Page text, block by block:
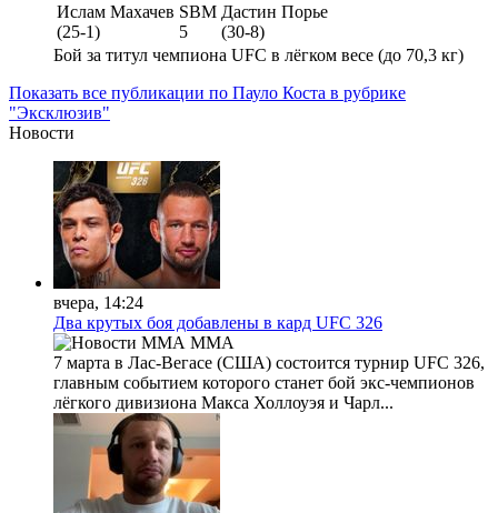
Ислам Махачев
(25-1)
SBM
5
Дастин Порье
(30-8)
Бой за титул чемпиона UFC в лёгком весе (до 70,3 кг)
Показать все публикации по Пауло Коста в рубрике
"Эксклюзив"
Новости
вчера, 14:24
Два крутых боя добавлены в кард UFC 326
MMA
7 марта в Лас-Вегасе (США) состоится турнир UFC 326,
главным событием которого станет бой экс-чемпионов
лёгкого дивизиона Макса Холлоуэя и Чарл...